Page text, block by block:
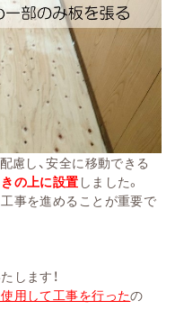
慮し、安全に移動できる
の上に設置 しました。
事を進めることが重要で
します！
用して工事を行ったの